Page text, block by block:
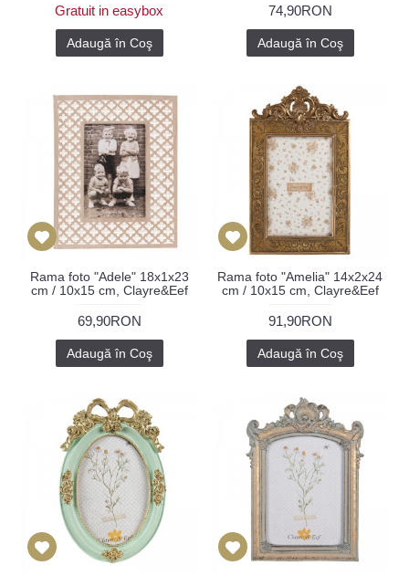
Gratuit in easybox
Adaugă în Coş
74,90RON
Adaugă în Coş
Rama foto "Adele" 18x1x23
cm / 10x15 cm, Clayre&Eef
69,90RON
Adaugă în Coş
Rama foto "Amelia" 14x2x24
cm / 10x15 cm, Clayre&Eef
91,90RON
Adaugă în Coş